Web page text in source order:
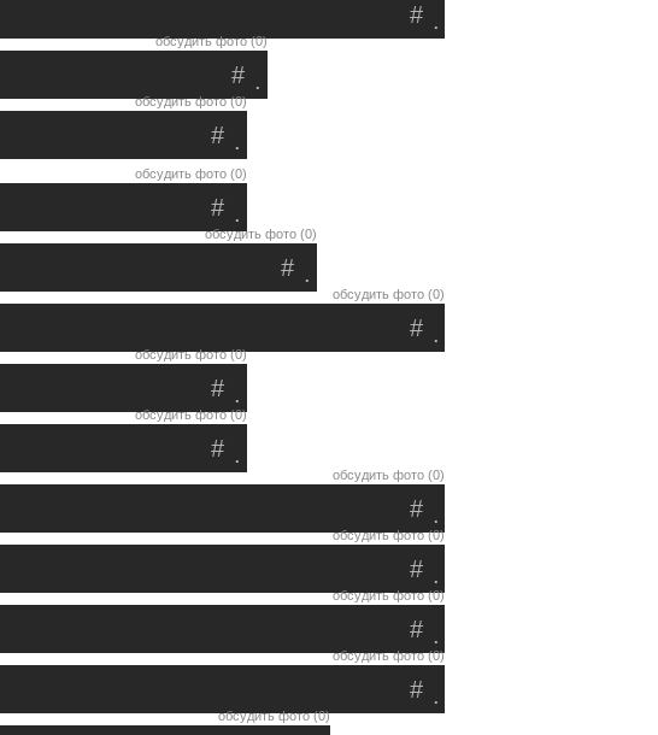
.
#
обсудить фото (0)
.
#
обсудить фото (0)
.
#
обсудить фото (0)
.
#
обсудить фото (0)
.
#
обсудить фото (0)
.
#
обсудить фото (0)
.
#
обсудить фото (0)
.
#
обсудить фото (0)
.
#
обсудить фото (0)
.
#
обсудить фото (0)
.
#
обсудить фото (0)
.
#
обсудить фото (0)